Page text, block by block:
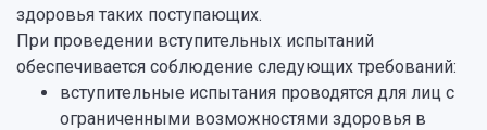
здоровья таких поступающих.
При проведении вступительных испытаний
обеспечивается соблюдение следующих требований:
вступительные испытания проводятся для лиц с
ограниченными возможностями здоровья в